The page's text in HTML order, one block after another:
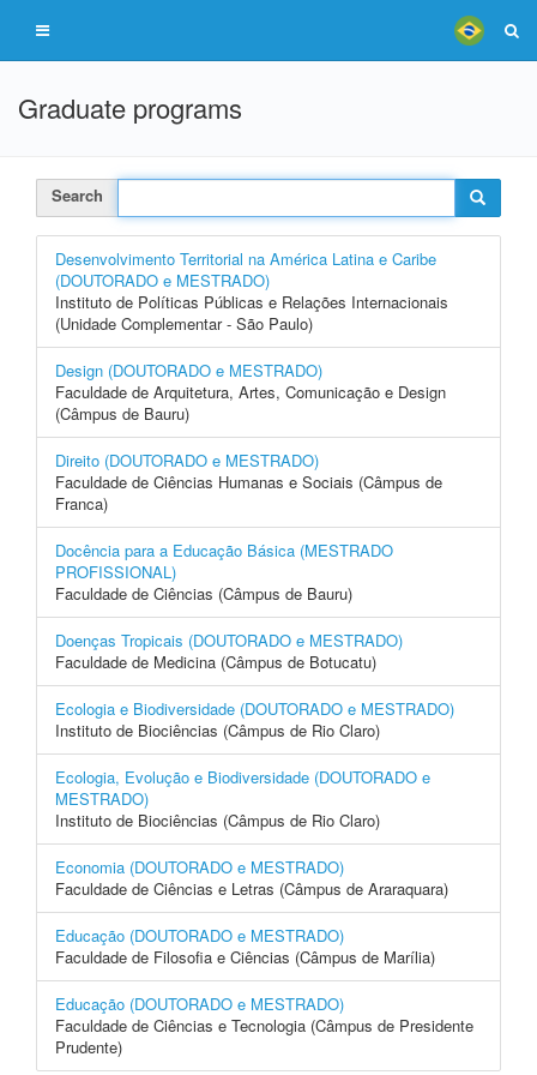
Graduate programs
Search
Desenvolvimento Territorial na América Latina e Caribe
(DOUTORADO e MESTRADO)
Instituto de Políticas Públicas e Relações Internacionais
(Unidade Complementar - São Paulo)
Design (DOUTORADO e MESTRADO)
Faculdade de Arquitetura, Artes, Comunicação e Design
(Câmpus de Bauru)
Direito (DOUTORADO e MESTRADO)
Faculdade de Ciências Humanas e Sociais (Câmpus de
Franca)
Docência para a Educação Básica (MESTRADO
PROFISSIONAL)
Faculdade de Ciências (Câmpus de Bauru)
Doenças Tropicais (DOUTORADO e MESTRADO)
Faculdade de Medicina (Câmpus de Botucatu)
Ecologia e Biodiversidade (DOUTORADO e MESTRADO)
Instituto de Biociências (Câmpus de Rio Claro)
Ecologia, Evolução e Biodiversidade (DOUTORADO e
MESTRADO)
Instituto de Biociências (Câmpus de Rio Claro)
Economia (DOUTORADO e MESTRADO)
Faculdade de Ciências e Letras (Câmpus de Araraquara)
Educação (DOUTORADO e MESTRADO)
Faculdade de Filosofia e Ciências (Câmpus de Marília)
Educação (DOUTORADO e MESTRADO)
Faculdade de Ciências e Tecnologia (Câmpus de Presidente
Prudente)